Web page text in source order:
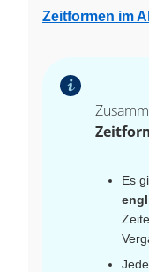
Zeitformen im
Es